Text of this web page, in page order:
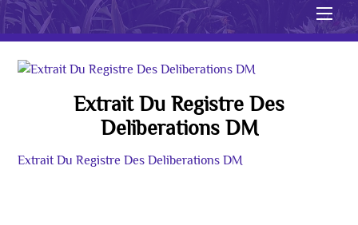
Extrait Du Registre Des
Deliberations DM
Extrait Du Registre Des Deliberations DM